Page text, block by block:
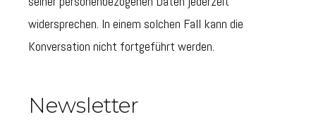
widersprechen. In einem solchen Fall kann die
Konversation nicht fortgeführt werden.
Newsletter